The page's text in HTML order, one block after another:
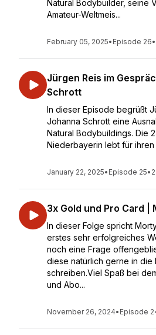
Natural Bodybuilder, seine
Amateur-Weltmeis...
February 05, 2025• Episode 26•
Jürgen Reis im
Schrott
In dieser Episode begrüßt
Johanna Schrott eine
Natural Bodybuildings. Die
Niederbayerin lebt für ihren
January 22, 2025• Episode 25•
3x Gold und Pro Card |
In dieser Folge spricht
erstes sehr erfolgreiches
noch eine Frage
diese natürlich gerne in die
schreiben.Viel Spaß bei
und Abo...
November 26, 2024• Episode